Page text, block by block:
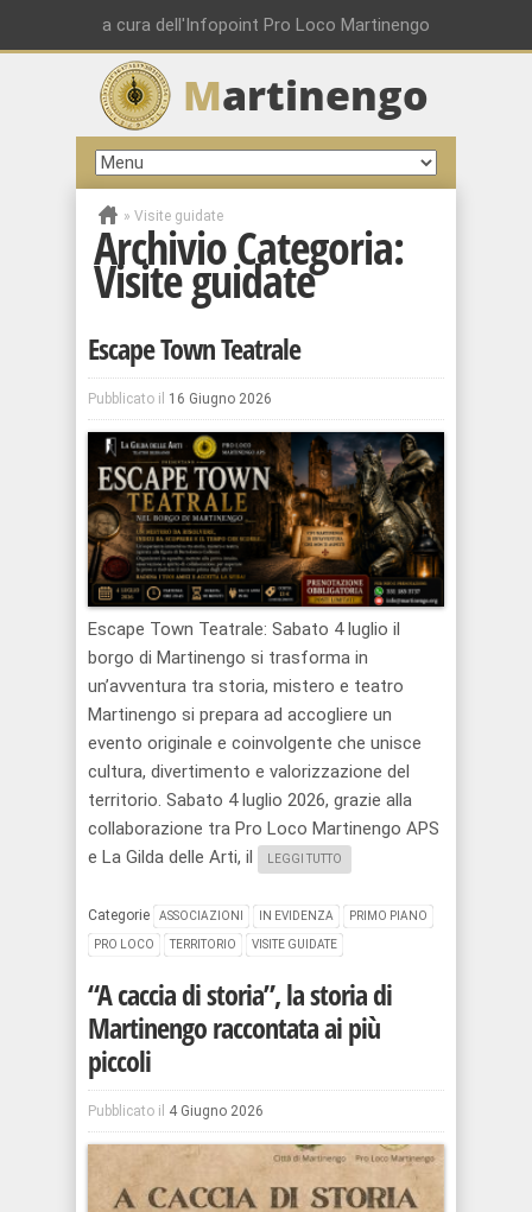
a cura dell'Infopoint Pro Loco Martinengo
Martinengo
» Visite guidate
Archivio Categoria:
Visite guidate
Escape Town Teatrale
Pubblicato il 16 Giugno 2026
Escape Town Teatrale: Sabato 4 luglio il
borgo di Martinengo si trasforma in
un’avventura tra storia, mistero e teatro
Martinengo si prepara ad accogliere un
evento originale e coinvolgente che unisce
cultura, divertimento e valorizzazione del
territorio. Sabato 4 luglio 2026, grazie alla
collaborazione tra Pro Loco Martinengo APS
e La Gilda delle Arti, il
LEGGI TUTTO
Categorie ASSOCIAZIONI IN EVIDENZA PRIMO PIANO
PRO LOCO TERRITORIO VISITE GUIDATE
“A caccia di storia”, la storia di
Martinengo raccontata ai più
piccoli
Pubblicato il 4 Giugno 2026